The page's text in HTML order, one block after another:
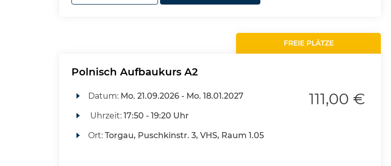
FREIE PLÄTZE
Polnisch Aufbaukurs A2
Datum: Mo. 21.09.2026 - Mo. 18.01.2027
Uhrzeit: 17:50 - 19:20 Uhr
Ort: Torgau, Puschkinstr. 3, VHS, Raum 1.05
111,00 €